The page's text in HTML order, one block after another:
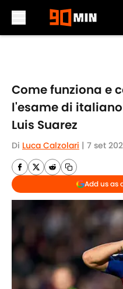
Come funziona e
l'esame di
Luis Suarez
Di Luca Calzolari | 7 set
Add us as